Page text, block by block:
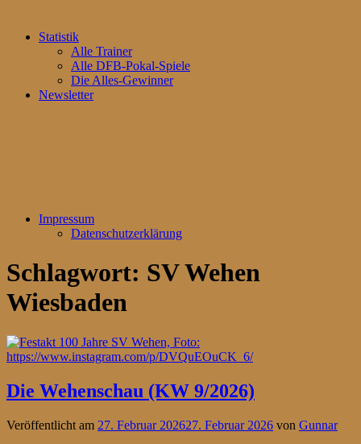
Statistik
Alle Trainer
Alle DFB-Pokal-Spiele
Die Alles-Gewinner
Newsletter
Impressum
Datenschutzerklärung
Schlagwort: SV Wehen
Wiesbaden
Die Wehenschau (KW 9/2026)
Veröffentlicht am 27. Februar 202627. Februar 2026 von Gunnar